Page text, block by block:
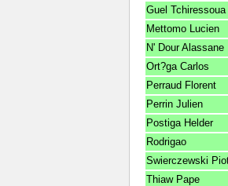
Guel Tchiressoua
Mettomo Lucien
N' Dour Alassane
Ort?ga Carlos
Perraud Florent
Perrin Julien
Postiga Helder
Rodrigao
Swierczewski
Thiaw Pape